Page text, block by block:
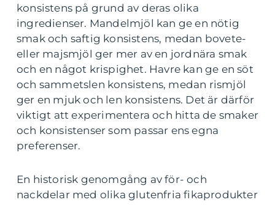
konsistens på grund av deras olika
ingredienser. Mandelmjöl kan ge en nötig
smak och saftig konsistens, medan bovete-
eller majsmjöl ger mer av en jordnära smak
och en något krispighet. Havre kan ge en söt
och sammetslen konsistens, medan rismjöl
ger en mjuk och len konsistens. Det är därför
viktigt att experimentera och hitta de smaker
och konsistenser som passar ens egna
preferenser.
En historisk genomgång av för- och
nackdelar med olika glutenfria fikaprodukter